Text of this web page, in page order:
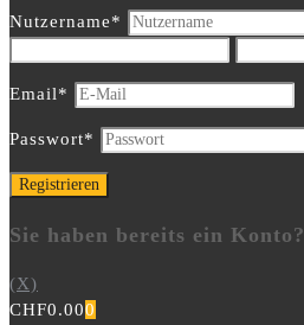
Nutzername*
Email*
Passwort*
Sie haben bereits ein Konto?
(X)
CHF0.000